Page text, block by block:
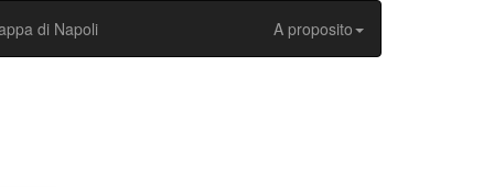
di Napoli A proposito